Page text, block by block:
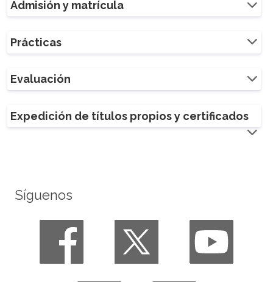
Admisión y matrícula
Prácticas
Evaluación
Expedición de títulos propios y certificados
Síguenos